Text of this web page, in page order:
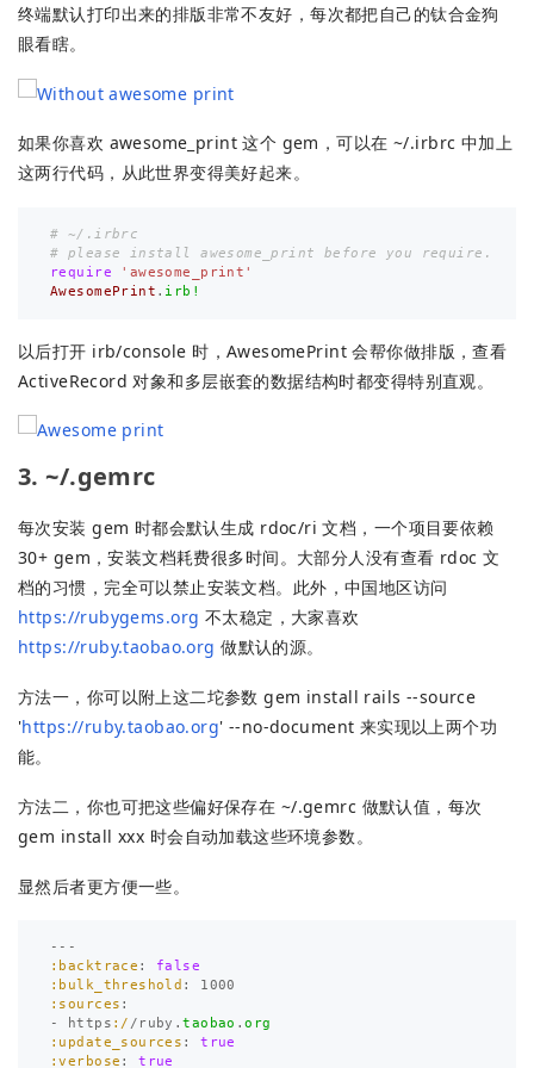
终端默认打印出来的排版非常不友好，每次都把自己的钛合金狗
眼看瞎。
如果你喜欢 awesome_print 这个 gem，可以在 ~/.irbrc 中加上
这两行代码，从此世界变得美好起来。
# ~/.irbrc
# please install awesome_print before you require.
require
'awesome_print'
AwesomePrint . irb!
以后打开 irb/console 时，AwesomePrint 会帮你做排版，查看
ActiveRecord 对象和多层嵌套的数据结构时都变得特别直观。
3. ~/.gemrc
每次安装 gem 时都会默认生成 rdoc/ri 文档，一个项目要依赖
30+ gem，安装文档耗费很多时间。大部分人没有查看 rdoc 文
档的习惯，完全可以禁止安装文档。此外，中国地区访问
https://rubygems.org 不太稳定，大家喜欢
https://ruby.taobao.org 做默认的源。
方法一，你可以附上这二坨参数 gem install rails --source
'https://ruby.taobao.org' --no-document 来实现以上两个功
能。
方法二，你也可把这些偏好保存在 ~/.gemrc 做默认值，每次
gem install xxx 时会自动加载这些环境参数。
显然后者更方便一些。
---
:backtrace :
false
:bulk_threshold :
1000
:sources :
-
https :/ / ruby .taobao .org
:update_sources :
true
:verbose : true